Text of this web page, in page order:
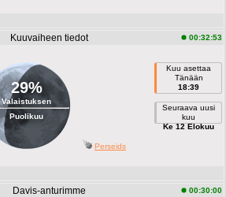
Kuuvaiheen tiedot 00:32:53
29%
Valaistuksen
Puolikuu
Kuu asettaa
Tänään
18:39
Seuraava uusi
kuu
Ke 12 Elokuu
Perseids
Davis-anturimme 00:30:00